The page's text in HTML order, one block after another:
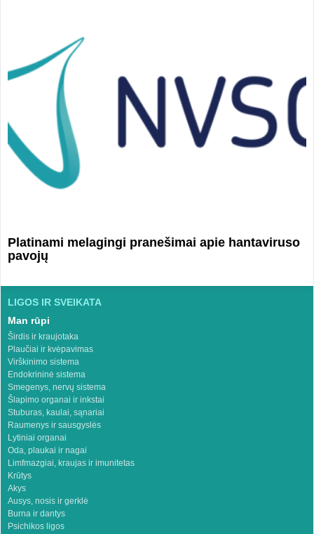
Platinami melagingi pranešimai apie hantaviruso
pavojų
LIGOS IR SVEIKATA
Man rūpi
Širdis ir kraujotaka
Plaučiai ir kvėpavimas
Virškinimo sistema
Endokrininė sistema
Smegenys, nervų sistema
Šlapimo organai ir inkstai
Stuburas, kaulai, sąnariai
Raumenys ir sausgyslės
Lytiniai organai
Oda, plaukai ir nagai
Limfmazgiai, kraujas ir imunitetas
Krūtys
Akys
Ausys, nosis ir gerklė
Burna ir dantys
Psichikos ligos